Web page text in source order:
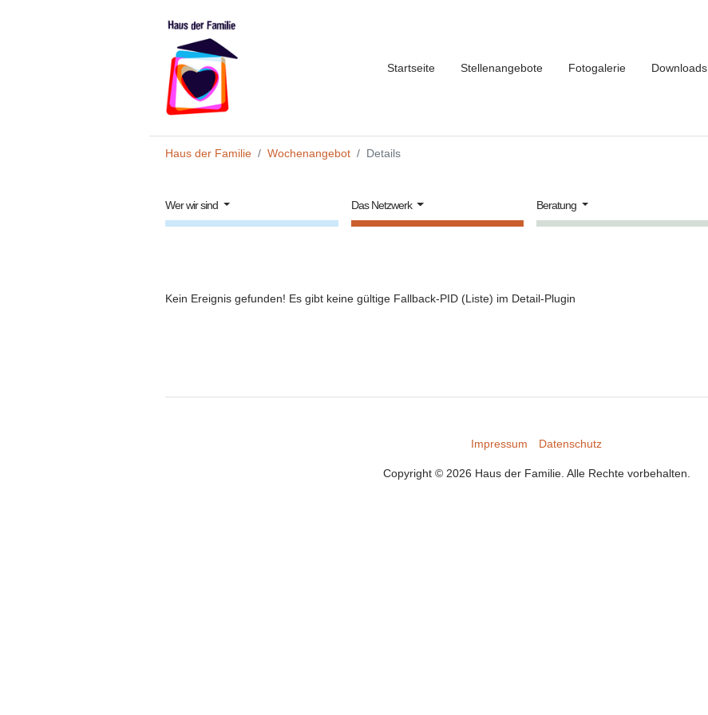
Startseite Stellenangebote Fotogalerie Downloads
Haus der Familie
Wochenangebot Details
Wer wir sind Das Netzwerk Beratung
Kein Ereignis gefunden! Es gibt keine gültige Fallback-PID (Liste) im Detail-Plugin
Impressum Datenschutz
Copyright © 2026 Haus der Familie. Alle Rechte vorbehalten.